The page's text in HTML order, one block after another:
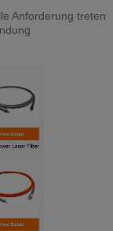
Anforderung treten